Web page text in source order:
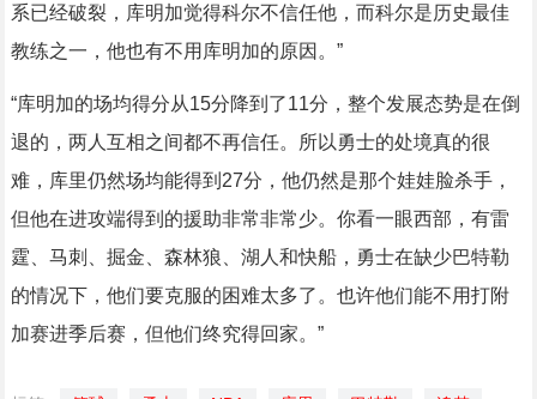
系已经破裂，库明加觉得科尔不信任他，而科尔是历史最佳
教练之一，他也有不用库明加的原因。”
“库明加的场均得分从15分降到了11分，整个发展态势是在倒
退的，两人互相之间都不再信任。所以勇士的处境真的很
难，库里仍然场均能得到27分，他仍然是那个娃娃脸杀手，
但他在进攻端得到的援助非常非常少。你看一眼西部，有雷
霆、马刺、掘金、森林狼、湖人和快船，勇士在缺少巴特勒
的情况下，他们要克服的困难太多了。也许他们能不用打附
加赛进季后赛，但他们终究得回家。”